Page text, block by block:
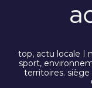
top, actu locale I
sport,
territoires. siège